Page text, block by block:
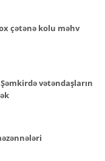
çətənə kolu məhv
vətəndaşların